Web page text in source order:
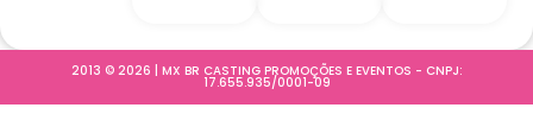
2013 © 2026 | MX BR CASTING PROMOÇÕES E EVENTOS - CNPJ:
17.655.935/0001-09